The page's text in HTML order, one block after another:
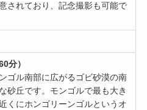
されており、記念撮影も可能で
分）
ゴル南部に広がるゴビ砂漠の南
砂丘です。モンゴルで最も大き
くにホンゴリーンゴルというオ